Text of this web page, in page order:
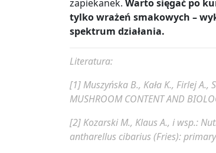
zapiekanek. Warto sięgać po
tylko wrażeń smakowych –
spektrum działania.
Literatura:
[1] Muszyńska B., Kała K., Firlej A.,
MUSHROOM CONTENT AND
[2] Kozarski M., Klaus A., i wsp.:
antharellus cibarius (Fries):